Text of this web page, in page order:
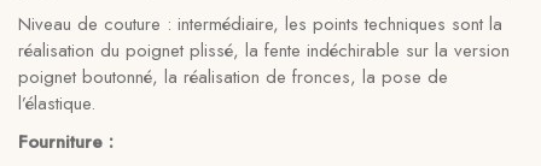
Niveau de couture : intermédiaire, les points techniques sont la
réalisation du poignet plissé, la fente indéchirable sur la version
poignet boutonné, la réalisation de fronces, la pose de
l’élastique.
Fourniture :